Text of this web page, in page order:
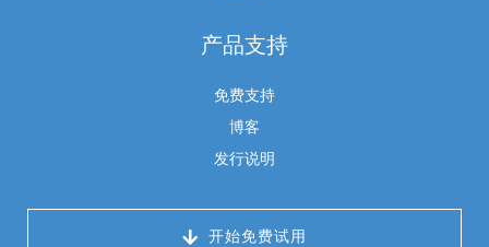
产品支持
免费支持
博客
发行说明
开始免费试用